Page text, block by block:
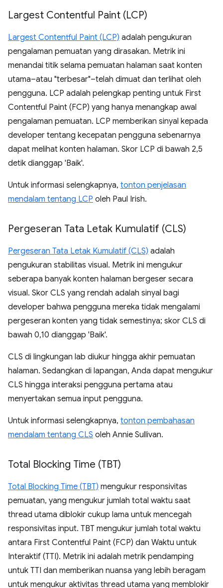
Largest Contentful Paint (LCP)
Largest Contentful Paint (LCP) adalah pengukuran
pengalaman pemuatan yang dirasakan. Metrik ini
menandai titik selama pemuatan halaman saat konten
utama–atau "terbesar"–telah dimuat dan terlihat oleh
pengguna. LCP adalah pelengkap penting untuk First
Contentful Paint (FCP) yang hanya menangkap awal
pengalaman pemuatan. LCP memberikan sinyal kepada
developer tentang kecepatan pengguna sebenarnya
dapat melihat konten halaman. Skor LCP di bawah 2,5
detik dianggap 'Baik'.
Untuk informasi selengkapnya, tonton penjelasan
mendalam tentang LCP oleh Paul Irish.
Pergeseran Tata Letak Kumulatif (CLS)
Pergeseran Tata Letak Kumulatif (CLS) adalah
pengukuran stabilitas visual. Metrik ini mengukur
seberapa banyak konten halaman bergeser secara
visual. Skor CLS yang rendah adalah sinyal bagi
developer bahwa pengguna mereka tidak mengalami
pergeseran konten yang tidak semestinya; skor CLS di
bawah 0,10 dianggap 'Baik'.
CLS di lingkungan lab diukur hingga akhir pemuatan
halaman. Sedangkan di lapangan, Anda dapat mengukur
CLS hingga interaksi pengguna pertama atau
menyertakan semua input pengguna.
Untuk informasi selengkapnya, tonton pembahasan
mendalam tentang CLS oleh Annie Sullivan.
Total Blocking Time (TBT)
Total Blocking Time (TBT) mengukur responsivitas
pemuatan, yang mengukur jumlah total waktu saat
thread utama diblokir cukup lama untuk mencegah
responsivitas input. TBT mengukur jumlah total waktu
antara First Contentful Paint (FCP) dan Waktu untuk
Interaktif (TTI). Metrik ini adalah metrik pendamping
untuk TTI dan memberikan nuansa yang lebih beragam
untuk mengukur aktivitas thread utama yang memblokir